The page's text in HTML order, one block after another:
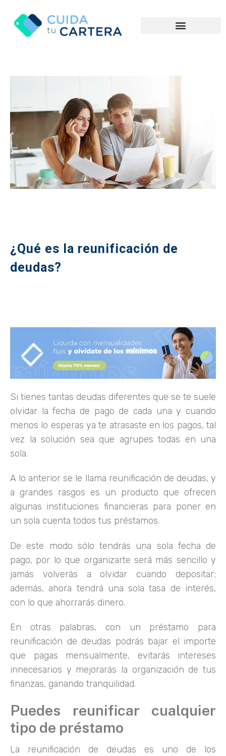
¿Qué es la reunificación de
deudas?
Si tienes tantas deudas diferentes que se te suele
olvidar la fecha de pago de cada una y cuando
menos lo esperas ya te atrasaste en los pagos, tal
vez la solución sea que agrupes todas en una
sola.
A lo anterior se le llama reunificación de deudas, y
a grandes rasgos es un producto que ofrecen
algunas instituciones financieras para poner en
un sola cuenta todos tus préstamos.
De este modo sólo tendrás una sola fecha de
pago, por lo que organizarte será más sencillo y
jamás volverás a olvidar cuando depositar;
además, ahora tendrá una sola tasa de interés,
con lo que ahorrarás dinero.
En otras palabras, con un préstamo para
reunificación de deudas podrás bajar el importe
que pagas mensualmente, evitarás intereses
innecesarios y mejorarás la organización de tus
finanzas, ganando tranquilidad.
Puedes reunificar cualquier
tipo de préstamo
La reunificación de deudas es uno de los